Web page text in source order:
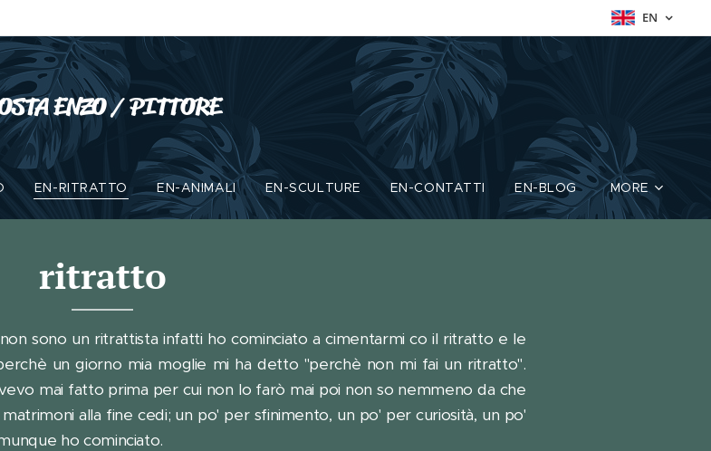
EN
ENZO / PITTORE
EN-RITRATTO EN-ANIMALI EN-SCULTURE EN-CONTATTI EN-BLOG MORE
ritratto
sono un ritrattista infatti ho cominciato a cimentarmi co il ritratto e le
un giorno mia moglie mi ha detto "perchè non mi fai un ritratto".
mai fatto prima per cui non lo farò mai poi non so nemmeno da che
alla fine cedi; un po' per sfinimento, un po' per curiosità, un po'
ho cominciato.